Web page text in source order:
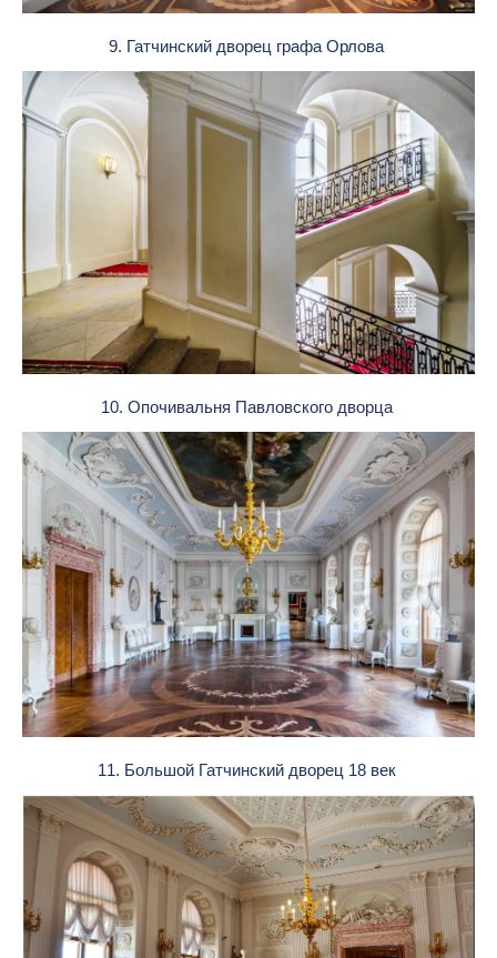
9. Гатчинский дворец графа Орлова
10. Опочивальня Павловского дворца
11. Большой Гатчинский дворец 18 век